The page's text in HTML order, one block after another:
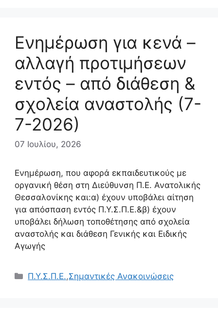
Ενημέρωση για κενά –
αλλαγή προτιμήσεων
εντός – από διάθεση &
σχολεία αναστολής (7-
7-2026)
07 Ιουλίου, 2026
Ενημέρωση, που αφορά εκπαιδευτικούς με
οργανική θέση στη Διεύθυνση Π.Ε. Ανατολικής
Θεσσαλονίκης και:α) έχουν υποβάλει αίτηση
για απόσπαση εντός Π.Υ.Σ.Π.Ε.&β) έχουν
υποβάλει δήλωση τοποθέτησης από σχολεία
αναστολής και διάθεση Γενικής και Ειδικής
Αγωγής
Κατηγορίες
Π.Υ.Σ.Π.Ε.,Σημαντικές Ανακοινώσεις